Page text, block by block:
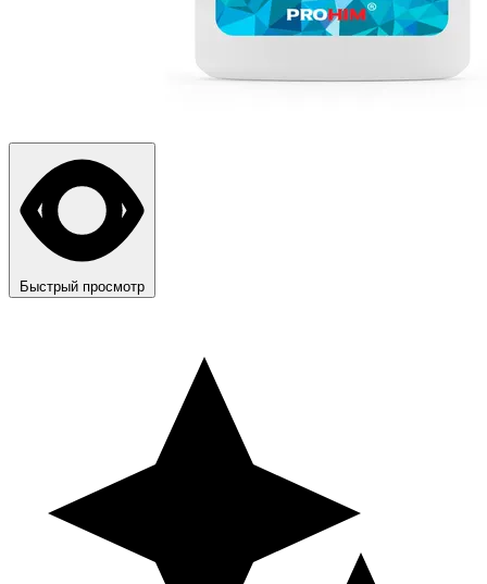
Быстрый просмотр